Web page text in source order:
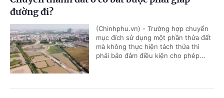
đường đi?
(Chinhphu.vn) - Trường hợp chuyển
mục đích sử dụng một phần thửa đất
mà không thực hiện tách thửa thì
phải bảo đảm điều kiện cho phép...